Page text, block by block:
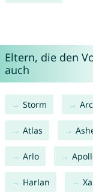
Eltern, die den
auch
Storm
Atlas
Arlo
Harlan